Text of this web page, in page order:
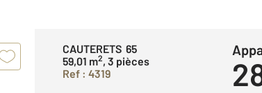
CAUTERETS 65
59,01 m2, 3 pièces
Ref : 4319